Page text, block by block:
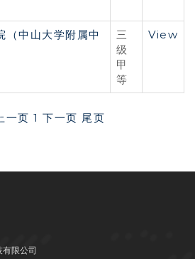
（中山大学附属中
三
级
甲
等
View
一页 1 下一页 尾页
限公司